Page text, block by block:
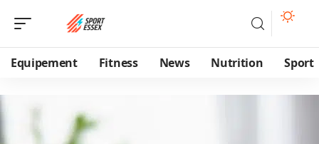
Equipement Fitness News Nutrition Sport